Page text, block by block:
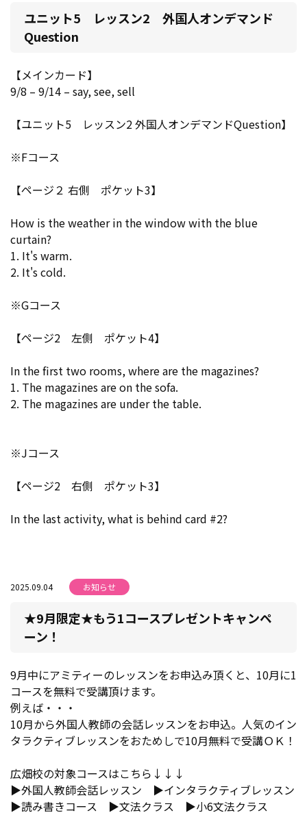
ユニット5 レッスン2 外国人オンデマンド
Question
【メインカード】
9/8 – 9/14 – say, see, sell
【ユニット5 レッスン2 外国人オンデマンドQuestion】
※Fコース
【ページ２ 右側 ポケット3】
How is the weather in the window with the blue
curtain?
1. It's warm.
2. It's cold.
※Gコース
【ページ2 左側 ポケット4】
In the first two rooms, where are the magazines?
1. The magazines are on the sofa.
2. The magazines are under the table.
※Jコース
【ページ2 右側 ポケット3】
In the last activity, what is behind card #2?
2025.09.04 お知らせ
★9月限定★もう1コースプレゼントキャンペ
ーン！
9月中にアミティーのレッスンをお申込み頂くと、10月に1
コースを無料で受講頂けます。
例えば・・・
10月から外国人教師の会話レッスンをお申込。人気のイン
タラクティブレッスンをおためしで10月無料で受講ＯＫ！
広畑校の対象コースはこちら↓↓↓
▶外国人教師会話レッスン ▶インタラクティブレッスン
▶読み書きコース ▶文法クラス ▶小6文法クラス